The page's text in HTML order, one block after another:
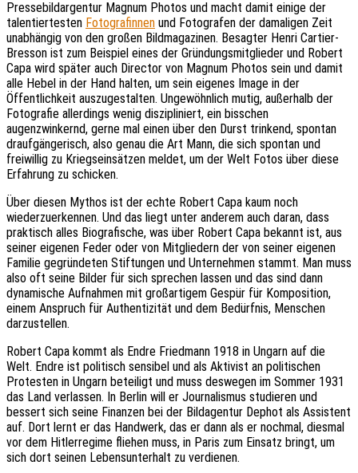
Pressebildargentur Magnum Photos und macht damit einige der
talentiertesten Fotografinnen und Fotografen der damaligen Zeit
unabhängig von den großen Bildmagazinen. Besagter Henri Cartier-
Bresson ist zum Beispiel eines der Gründungsmitglieder und Robert
Capa wird später auch Director von Magnum Photos sein und damit
alle Hebel in der Hand halten, um sein eigenes Image in der
Öffentlichkeit auszugestalten. Ungewöhnlich mutig, außerhalb der
Fotografie allerdings wenig diszipliniert, ein bisschen
augenzwinkernd, gerne mal einen über den Durst trinkend, spontan
draufgängerisch, also genau die Art Mann, die sich spontan und
freiwillig zu Kriegseinsätzen meldet, um der Welt Fotos über diese
Erfahrung zu schicken.
Über diesen Mythos ist der echte Robert Capa kaum noch
wiederzuerkennen. Und das liegt unter anderem auch daran, dass
praktisch alles Biografische, was über Robert Capa bekannt ist, aus
seiner eigenen Feder oder von Mitgliedern der von seiner eigenen
Familie gegründeten Stiftungen und Unternehmen stammt. Man muss
also oft seine Bilder für sich sprechen lassen und das sind dann
dynamische Aufnahmen mit großartigem Gespür für Komposition,
einem Anspruch für Authentizität und dem Bedürfnis, Menschen
darzustellen.
Robert Capa kommt als Endre Friedmann 1918 in Ungarn auf die
Welt. Endre ist politisch sensibel und als Aktivist an politischen
Protesten in Ungarn beteiligt und muss deswegen im Sommer 1931
das Land verlassen. In Berlin will er Journalismus studieren und
bessert sich seine Finanzen bei der Bildagentur Dephot als Assistent
auf. Dort lernt er das Handwerk, das er dann als er nochmal, diesmal
vor dem Hitlerregime fliehen muss, in Paris zum Einsatz bringt, um
sich dort seinen Lebensunterhalt zu verdienen.